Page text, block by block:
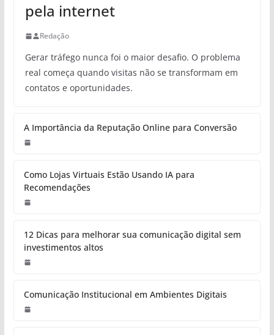
pela internet
Redação
Gerar tráfego nunca foi o maior desafio. O problema
real começa quando visitas não se transformam em
contatos e oportunidades.
A Importância da Reputação Online para Conversão
Como Lojas Virtuais Estão Usando IA para
Recomendações
12 Dicas para melhorar sua comunicação digital sem
investimentos altos
Comunicação Institucional em Ambientes Digitais